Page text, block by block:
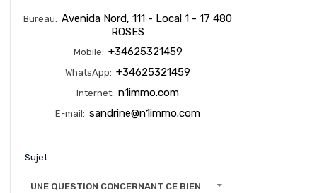
Bureau: Avenida Nord, 111 - Local 1 - 17 480
ROSES
Mobile: +34625321459
WhatsApp: +34625321459
Internet: n1immo.com
E-mail: sandrine@n1immo.com
Sujet
UNE QUESTION CONCERNANT CE BIEN